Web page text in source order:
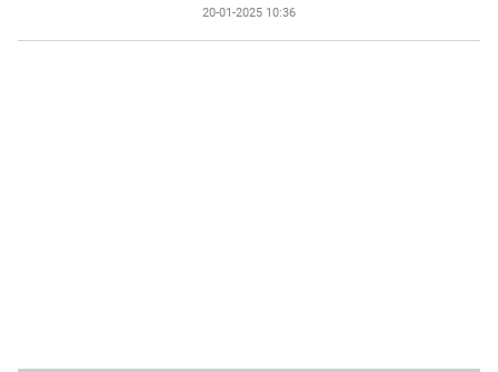
20-01-2025 10:36